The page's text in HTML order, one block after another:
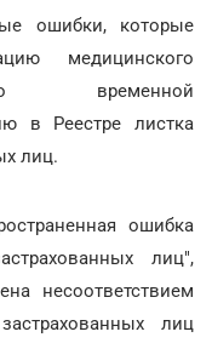
ошибки, которые
медицинского
временной
в Реестре листка
лиц.
ошибка
лиц",
несоответствием
лиц